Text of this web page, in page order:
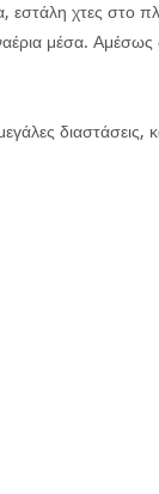
χτες στο
μέσα.